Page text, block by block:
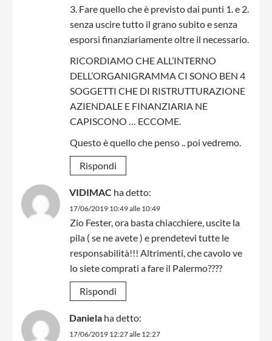
3. Fare quello che è previsto dai punti 1. e 2.
senza uscire tutto il grano subito e senza
esporsi finanziariamente oltre il necessario.
RICORDIAMO CHE ALL’INTERNO
DELL’ORGANIGRAMMA CI SONO BEN 4
SOGGETTI CHE DI RISTRUTTURAZIONE
AZIENDALE E FINANZIARIA NE
CAPISCONO … ECCOME.
Questo è quello che penso .. poi vedremo.
Rispondi
VIDIMAC ha detto:
17/06/2019 10:49 alle 10:49
Zio Fester, ora basta chiacchiere, uscite la
pila ( se ne avete ) e prendetevi tutte le
responsabilità!!! Altrimenti, che cavolo ve
lo siete comprati a fare il Palermo????
Rispondi
Daniela ha detto:
17/06/2019 12:27 alle 12:27